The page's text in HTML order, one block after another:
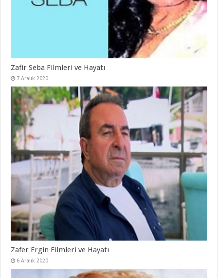
Zafir Seba Filmleri ve Hayatı
7 Aralık 2020
Zafer Ergin Filmleri ve Hayatı
6 Aralık 2020